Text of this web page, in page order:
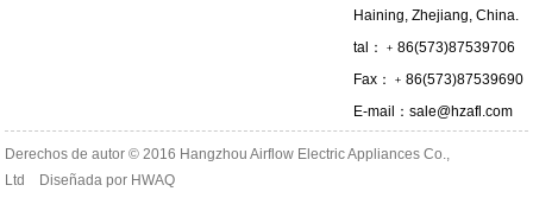
Haining, Zhejiang, China.
tal：﹢86(573)87539706
Fax：﹢86(573)87539690
E-mail： sale@hzafl.com
Derechos de autor © 2016 Hangzhou Airflow Electric Appliances Co.,
Ltd Diseñada por HWAQ